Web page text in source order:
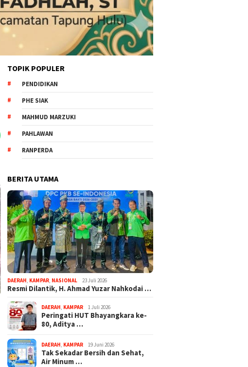
TOPIK POPULER
PENDIDIKAN
PHE SIAK
MAHMUD MARZUKI
PAHLAWAN
RANPERDA
BERITA UTAMA
DAERAH KAMPAR NASIONAL 23 Juli 2026
Resmi Dilantik, H. Ahmad Yuzar Nahkodai …
DAERAH KAMPAR 1 Juli 2026
Peringati HUT Bhayangkara ke-
80, Aditya …
DAERAH KAMPAR 19 Juni 2026
Tak Sekadar Bersih dan Sehat,
Air Minum …